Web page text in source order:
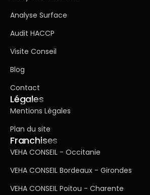
Analyse Surface
Audit HACCP
Visite Conseil
Blog
Contact
Légales
Mentions Légales
Plan du site
Franchises
VEHA CONSEIL - Occitanie
VEHA CONSEIL Bordeaux - Girondes
VEHA CONSEIL Poitou - Charente